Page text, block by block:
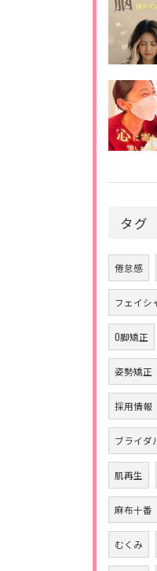
タグ
倦怠感
フェイシ
O脚矯正
姿勢矯正
採用情報
ブライダ
肌再生
麻布十番
むくみ